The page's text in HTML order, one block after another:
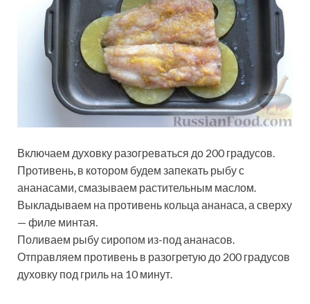
Включаем духовку разогреваться до 200 градусов.
Противень, в котором будем запекать рыбу с
ананасами, смазываем растительным маслом.
Выкладываем на противень кольца ананаса, а сверху
— филе минтая.
Поливаем рыбу сиропом из-под ананасов.
Отправляем противень в разогретую до 200 градусов
духовку под гриль на 10 минут.